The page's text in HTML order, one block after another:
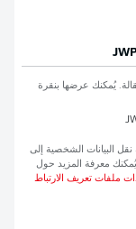
يُمكنك عرضها بنقرة
نقل البيانات الشخصية إلى
معرفة المزيد حول
ملفات تعريف الارتباط